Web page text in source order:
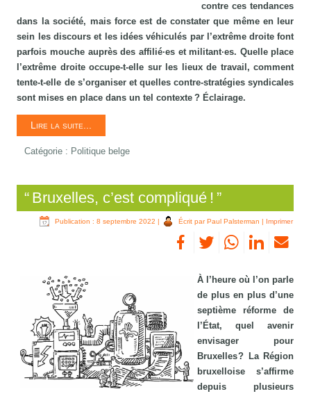
contre ces tendances
dans la société, mais force est de constater que même en leur
sein les discours et les idées véhiculés par l’extrême droite font
parfois mouche auprès des affilié·es et militant·es. Quelle place
l’extrême droite occupe-t-elle sur les lieux de travail, comment
tente-t-elle de s’organiser et quelles contre-stratégies syndicales
sont mises en place dans un tel contexte ? Éclairage.
Lire la suite...
Catégorie : Politique belge
“ Bruxelles, c’est compliqué ! ”
Publication : 8 septembre 2022 | Écrit par Paul Palsterman | Imprimer
À l’heure où l’on parle
de plus en plus d’une
septième réforme de
l’État, quel avenir
envisager pour
Bruxelles ? La Région
bruxelloise s’affirme
depuis plusieurs